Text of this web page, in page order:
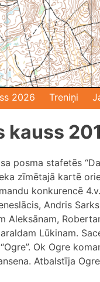
2026 Treniņi
kauss
posma stafetēs
zīmētajā kartē
konkurencē
Andris
Aleksānam,
Lūkinam.
Ok Ogre
Atbalstīja